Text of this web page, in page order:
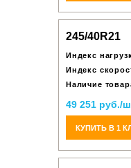
245/40R21
Индекс
Индекс
Наличие
49 251 руб./
КУПИТЬ В 1